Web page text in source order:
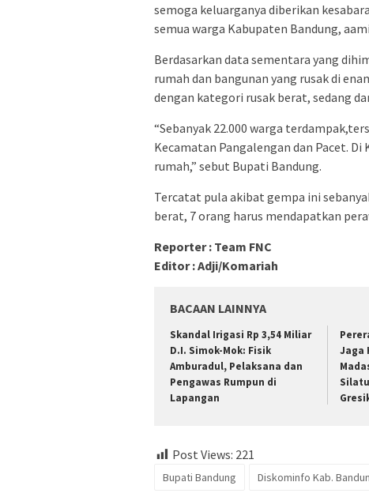
semoga keluarganya diberikan
semua warga Kabupaten Bandung,
Berdasarkan data sementara yang
rumah dan bangunan yang rusak di
dengan kategori rusak berat, sedang
“Sebanyak 22.000 warga
Kecamatan Pangalengan dan Pacet. Di
rumah,” sebut Bupati Bandung.
Tercatat pula akibat gempa ini
berat, 7 orang harus mendapatkan
Reporter : Team FNC
Editor : Adji/Komariah
BACAAN LAINNYA
Skandal Irigasi Rp 3,54 Miliar
D.I. Simok-Mok: Fisik
Amburadul, Pelaksana dan
Pengawas Rumpun di
Lapangan
Jaga
Post Views: 221
Bupati Bandung Diskominfo Kab.